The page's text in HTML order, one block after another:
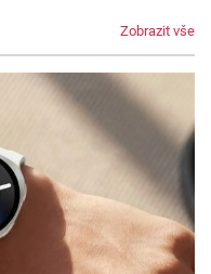
Zobrazit vše